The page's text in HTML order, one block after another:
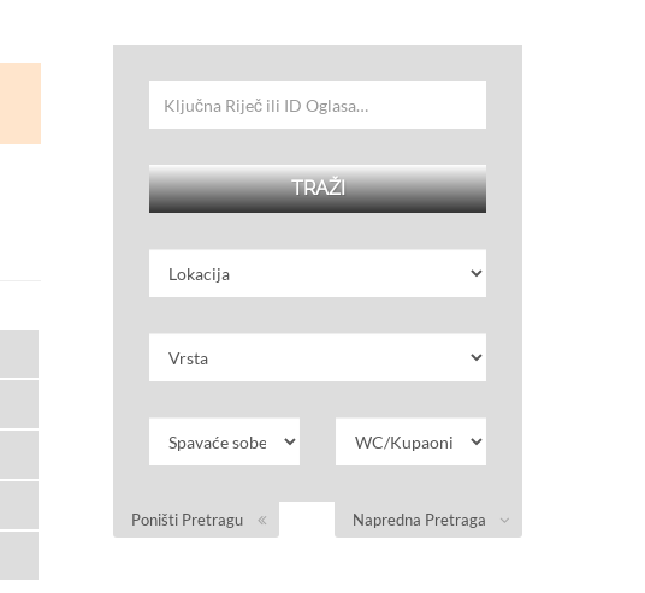
Napredna Pretraga
Poništi Pretragu